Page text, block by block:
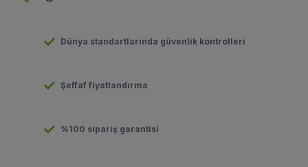
Dünya standartlarında güvenlik kontrolleri
Şeffaf fiyatlandırma
%100 sipariş garantisi